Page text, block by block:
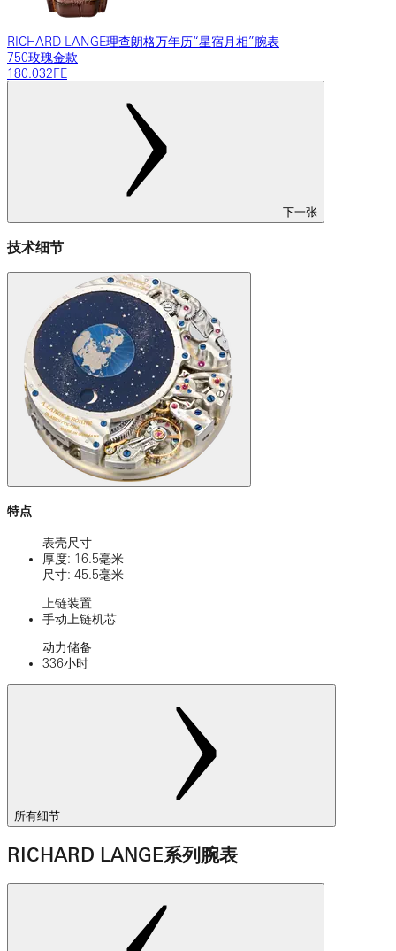
RICHARD LANGE理查朗格万年历“星宿月相”腕表
750玫瑰金款
180.032FE
下一张
技术细节
特点
表壳尺寸
厚度: 16.5毫米
尺寸: 45.5毫米
上链装置
手动上链机芯
动力储备
336小时
所有细节
RICHARD LANGE系列腕表